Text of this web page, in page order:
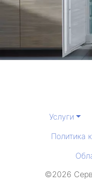
Услуги
Политика
©2026